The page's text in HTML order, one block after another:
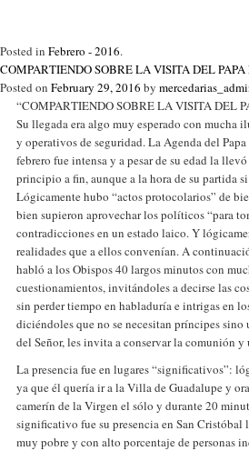
Posted in Febrero - 2016.
COMPARTIENDO SOBRE LA VISITA DEL
Posted on February 29, 2016 by
“COMPARTIENDO SOBRE LA VISITA DEL
Su llegada era algo muy esperado con mucha
y operativos de seguridad. La Agenda del
febrero fue intensa y a pesar de su edad la
principio a fin, aunque a la hora de su partida
Lógicamente hubo “actos protocolarios” de
bien supieron aprovechar los políticos “para
contradicciones en un estado laico. Y
realidades que a ellos convenían. A
habló a los Obispos 40 largos minutos con
cuestionamientos, invitándoles a decirse las
sin perder tiempo en habladuría e intrigas en
diciéndoles que no se necesitan príncipes
del Señor, les invita a conservar la comunión y
La presencia fue en lugares “significativos”:
ya que él quería ir a la Villa de Guadalupe y
camerín de la Virgen el sólo y durante 20
significativo fue su presencia en San Cristóbal
muy pobre y con alto porcentaje de personas